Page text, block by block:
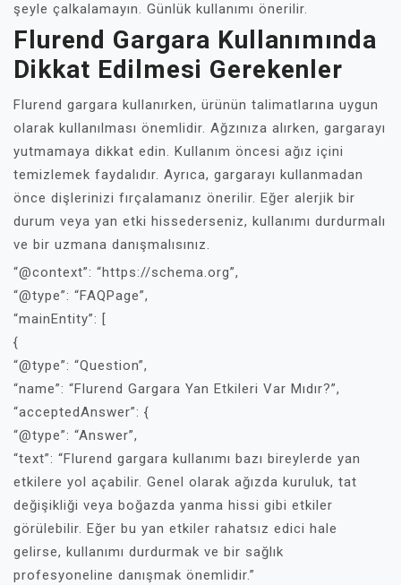
şeyle çalkalamayın. Günlük kullanımı önerilir.
Flurend Gargara Kullanımında
Dikkat Edilmesi Gerekenler
Flurend gargara kullanırken, ürünün talimatlarına uygun
olarak kullanılması önemlidir. Ağzınıza alırken, gargarayı
yutmamaya dikkat edin. Kullanım öncesi ağız içini
temizlemek faydalıdır. Ayrıca, gargarayı kullanmadan
önce dişlerinizi fırçalamanız önerilir. Eğer alerjik bir
durum veya yan etki hissederseniz, kullanımı durdurmalı
ve bir uzmana danışmalısınız.
“@context”: “https://schema.org”,
“@type”: “FAQPage”,
“mainEntity”: [
{
“@type”: “Question”,
“name”: “Flurend Gargara Yan Etkileri Var Mıdır?”,
“acceptedAnswer”: {
“@type”: “Answer”,
“text”: “Flurend gargara kullanımı bazı bireylerde yan
etkilere yol açabilir. Genel olarak ağızda kuruluk, tat
değişikliği veya boğazda yanma hissi gibi etkiler
görülebilir. Eğer bu yan etkiler rahatsız edici hale
gelirse, kullanımı durdurmak ve bir sağlık
profesyoneline danışmak önemlidir.”